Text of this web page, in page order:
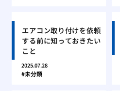
エアコン取り付けを依頼
する前に知っておきたい
こと
2025.07.28
未分類